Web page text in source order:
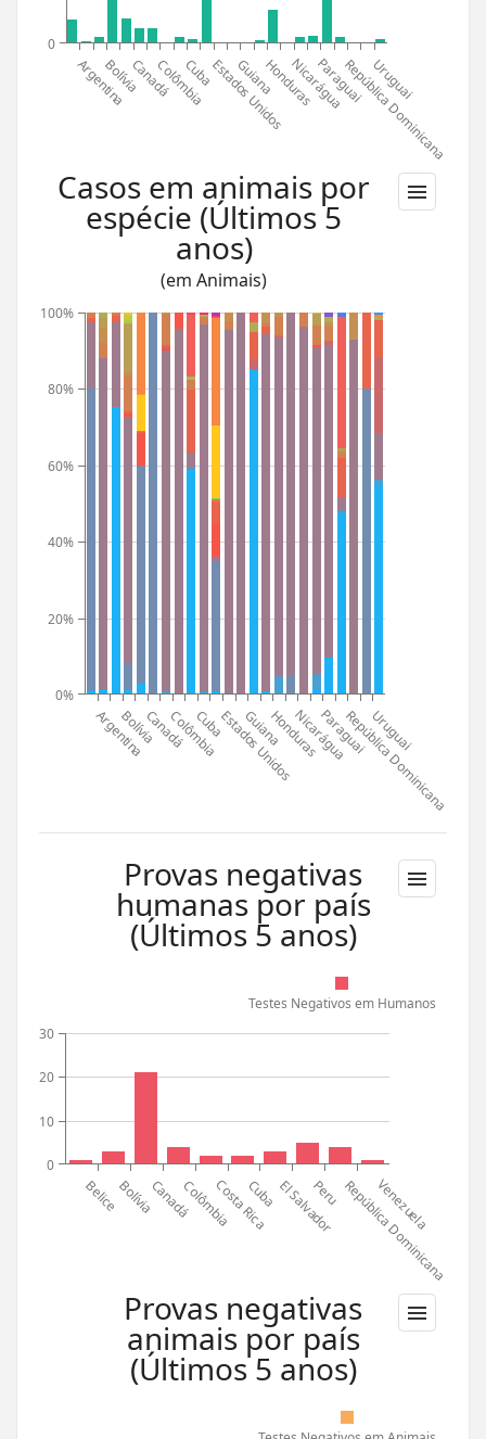
Argentina
BolíviaCanadáColômbia
CubaEstados Unidos
GuianaHondurasNicarágua
ParaguaiRepública Dominicana
Uruguai
0
Casos em animais por
espécie (Últimos 5
anos)
(em Animais)
Argentina
BolíviaCanadáColômbia
CubaEstados Unidos
GuianaHonduras
Nicarágua
ParaguaiRepública Dominicana
Uruguai
0%
20%
40%
60%
80%
100%
Provas negativas
humanas por país
(Últimos 5 anos)
BeliceBolíviaCanadáColômbiaCosta Rica
Cuba El Salvador
Peru República Dominicana
Venezuela
0
10
20
30
Testes Negativos em Humanos
Provas negativas
animais por país
(Últimos 5 anos)